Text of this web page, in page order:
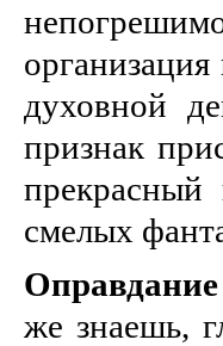
духовной
признак
смелых
же знаешь,